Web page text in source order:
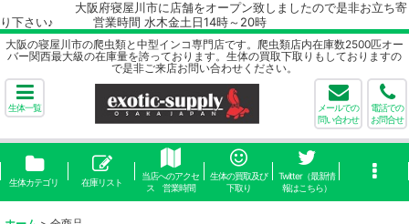
大阪府寝屋川市に店舗をオープン致しましたので是非お立ち寄
り下さい♪ 営業時間 水木金土日14時～20時
大阪の寝屋川市の爬虫類と中型インコ専門店です。爬虫類店内在庫数2500匹オー
バー関西最大級の在庫量を誇っております。生体の買取下取りもしておりますの
で是非ご来店お問い合わせください。
生体一覧
メールでの
問い合わせ
電話での
お問合せ
生体カテゴリ 在庫リスト
当店へのアクセ
ス 営業時間
生体の買取及び
下取り
Twitter（最新情
報はこちら）